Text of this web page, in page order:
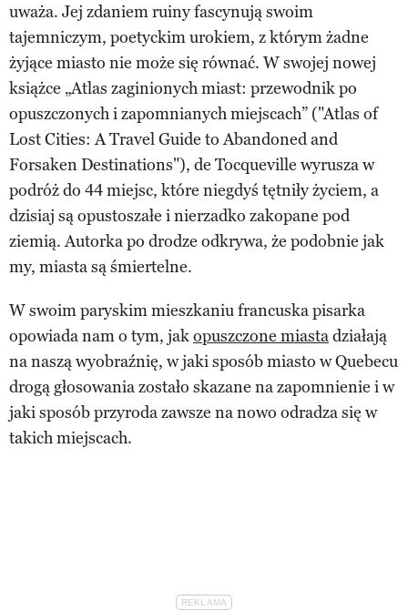
uważa. Jej zdaniem ruiny fascynują swoim
tajemniczym, poetyckim urokiem, z którym żadne
żyjące miasto nie może się równać. W swojej nowej
książce „Atlas zaginionych miast: przewodnik po
opuszczonych i zapomnianych miejscach” ("Atlas of
Lost Cities: A Travel Guide to Abandoned and
Forsaken Destinations"), de Tocqueville wyrusza w
podróż do 44 miejsc, które niegdyś tętniły życiem, a
dzisiaj są opustoszałe i nierzadko zakopane pod
ziemią. Autorka po drodze odkrywa, że podobnie jak
my, miasta są śmiertelne.
W swoim paryskim mieszkaniu francuska pisarka
opowiada nam o tym, jakopuszczone miastadziałają
na naszą wyobraźnię, w jaki sposób miasto w Quebecu
drogą głosowania zostało skazane na zapomnienie i w
jaki sposób przyroda zawsze na nowo odradza się w
takich miejscach.